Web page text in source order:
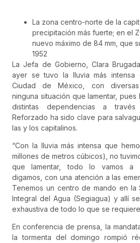
La zona centro-norte de la
precipitación más fuerte; en el
nuevo máximo de 84 mm, que
1952
La Jefa de Gobierno, Clara
ayer se tuvo la lluvia más intensa
Ciudad de México, con
ninguna situación que lamentar,
distintas dependencias a
Reforzado ha sido clave para
las y los capitalinos.
“Con la lluvia más intensa que
millones de metros cúbicos), no
que lamentar, todo lo vamos a
digamos, con una atención a las
Tenemos un centro de mando en la
Integral del Agua (Segiagua) y allí
exhaustiva de todo lo que se
En conferencia de prensa, la
la tormenta del domingo rompió